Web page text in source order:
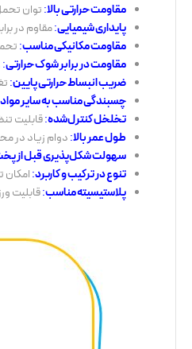
مقاومت حرارتی بالا:توان تحمل دماهای بالای
پایداری شیمیایی:مقاوم در
مقاومت مکانیکی مناسب:
مقاومت در برابر شوک حرارتی:
ضریب انبساط حرارتی پایین:
چسبندگی مناسب به سایر مواد
تخلخل کنترل‌شده:قابلیت
طول عمر بالا:دوام زیاد در
سهولت شکل‌پذیری قبل از
تنوع در ترکیب و کاربرد:امکان
پلاستیسیته مناسب:قابلیت